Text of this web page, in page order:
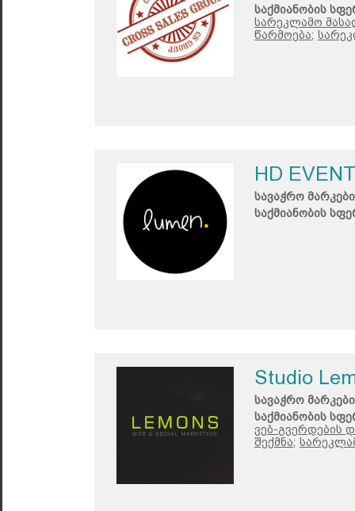
საქმიანობის
სარეკლამო
წარმოება;
HD
სავაჭრო
საქმიანობის
Studio
სავაჭრო
საქმიანობის
ვებ-გვერდების
შექმნა;